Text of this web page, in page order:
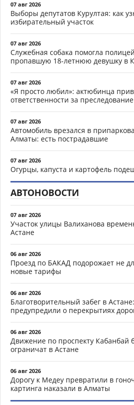
07 авг 2026
Выборы депутатов Курултая: как
избирательный участок
07 авг 2026
Служебная собака помогла
пропавшую 18-летнюю девушку в
07 авг 2026
«Я просто любил»: актюбинца
ответственности за
07 авг 2026
Автомобиль врезался в
Алматы: есть пострадавшие
07 авг 2026
Огурцы, капуста и картофель
АВТОНОВОСТИ
07 авг 2026
Участок улицы Валиханова
Астане
06 авг 2026
Проезд по БАКАД подорожает не
новые тарифы
06 авг 2026
Благотворительный забег в
предупредили о перекрытиях
06 авг 2026
Движение по проспекту Кабанбай
ограничат в Астане
06 авг 2026
Дорогу к Медеу превратили в
картинга наказали в Алматы